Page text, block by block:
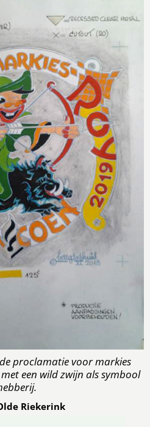
proclamatie voor markies
een wild zwijn als symbool
Riekerink